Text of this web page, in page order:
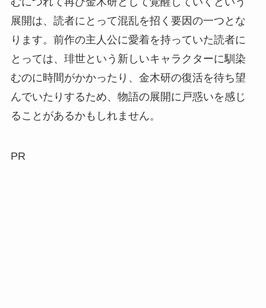
展開は、読者にとって混乱を招く要因の一つとな
ります。前作の主人公に愛着を持っていた読者に
とっては、琲世という新しいキャラクターに馴染
むのに時間がかかったり、金木研の復活を待ち望
んでいたりするため、物語の展開に戸惑いを感じ
ることがあるかもしれません。
PR